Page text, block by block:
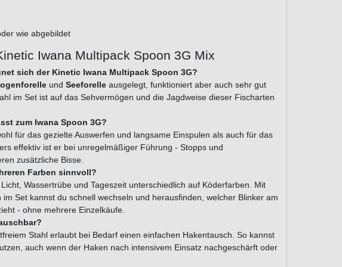
wie abgebildet
Iwana Multipack Spoon 3G Mix
sich der Kinetic Iwana Multipack Spoon 3G?
und Seeforelle ausgelegt, funktioniert aber auch sehr gut
im Set ist auf das Sehvermögen und die Jagdweise dieser Fischarten
zum Iwana Spoon 3G?
für das gezielte Auswerfen und langsame Einspulen als auch für das
effektiv ist er bei unregelmäßiger Führung - Stopps und
zusätzliche Bisse.
Farben sinnvoll?
Wassertrübe und Tageszeit unterschiedlich auf Köderfarben. Mit
Set kannst du schnell wechseln und herausfinden, welcher Blinker am
- ohne mehrere Einzelkäufe.
Stahl erlaubt bei Bedarf einen einfachen Hakentausch. So kannst
auch wenn der Haken nach intensivem Einsatz nachgeschärft oder